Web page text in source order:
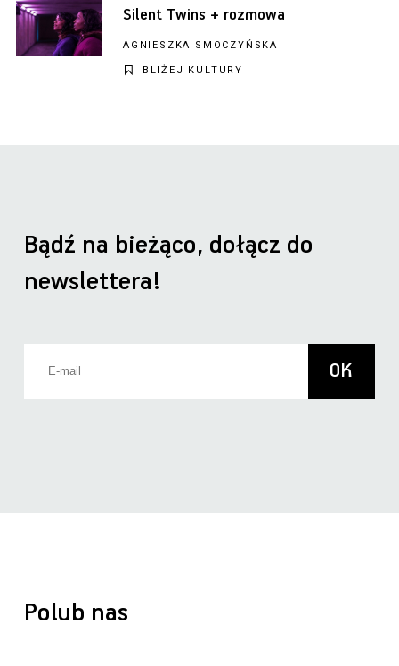
Silent Twins + rozmowa
AGNIESZKA SMOCZYŃSKA
BLIŻEJ KULTURY
Polub nas
Bądź na bieżąco, dołącz do
newslettera!